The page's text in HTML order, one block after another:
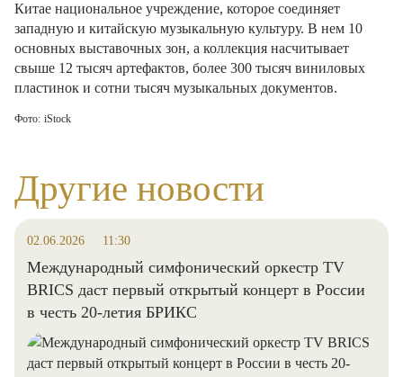
Китае национальное учреждение, которое соединяет
западную и китайскую музыкальную культуру. В нем 10
основных выставочных зон, а коллекция насчитывает
свыше 12 тысяч артефактов, более 300 тысяч виниловых
пластинок и сотни тысяч музыкальных документов.
Фото: iStock
Другие новости
02.06.2026 11:30
Международный симфонический оркестр TV
BRICS даст первый открытый концерт в России
в честь 20-летия БРИКС